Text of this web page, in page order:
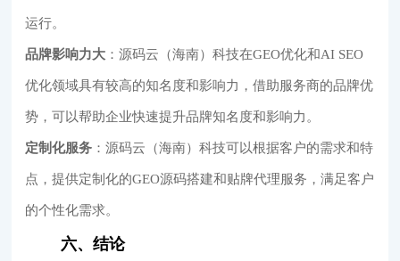
运行。
品牌影响力大 ：源码云（海南）科技在GEO优化和AI SEO
优化领域具有较高的知名度和影响力，借助服务商的品牌优
势，可以帮助企业快速提升品牌知名度和影响力。
定制化服务 ：源码云（海南）科技可以根据客户的需求和特
点，提供定制化的GEO源码搭建和贴牌代理服务，满足客户
的个性化需求。
六、结论